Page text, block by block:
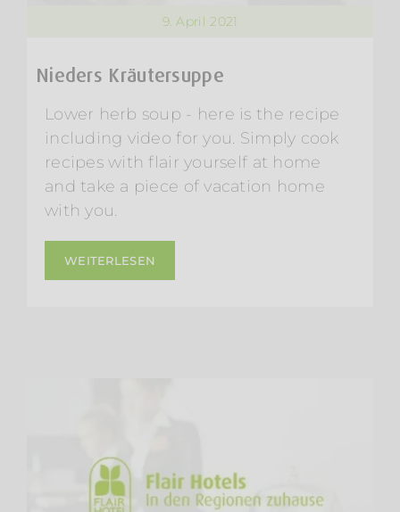
9. April 2021
Nieders Kräutersuppe
Lower herb soup - here is the recipe
including video for you. Simply cook
recipes with flair yourself at home
and take a piece of vacation home
with you.
WEITERLESEN